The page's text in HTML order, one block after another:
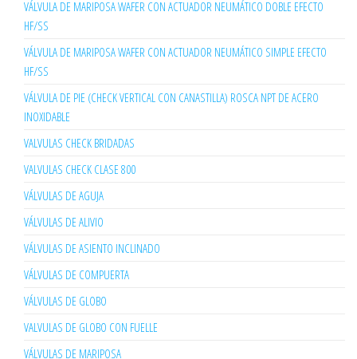
VÁLVULA DE MARIPOSA WAFER CON ACTUADOR NEUMÁTICO DOBLE EFECTO
HF/SS
VÁLVULA DE MARIPOSA WAFER CON ACTUADOR NEUMÁTICO SIMPLE EFECTO
HF/SS
VÁLVULA DE PIE (CHECK VERTICAL CON CANASTILLA) ROSCA NPT DE ACERO
INOXIDABLE
VALVULAS CHECK BRIDADAS
VALVULAS CHECK CLASE 800
VÁLVULAS DE AGUJA
VÁLVULAS DE ALIVIO
VÁLVULAS DE ASIENTO INCLINADO
VÁLVULAS DE COMPUERTA
VÁLVULAS DE GLOBO
VALVULAS DE GLOBO CON FUELLE
VÁLVULAS DE MARIPOSA